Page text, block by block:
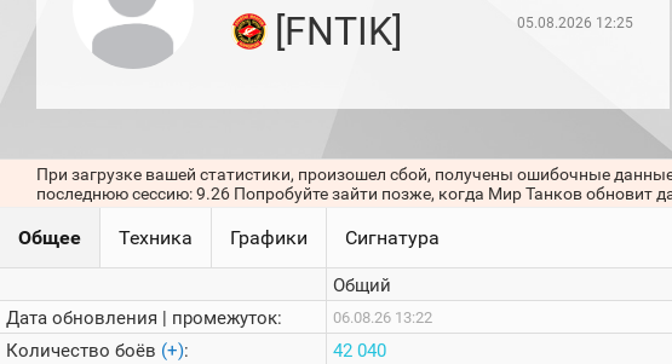
последние
сессии)
1000
стримеров
[FNTIK]
05.08.2026 12:25
При загрузке вашей статистики, произошел сбой, получены ошибочные
последнюю сессию: 9.26 Попробуйте зайти позже, когда Мир Танков обновит
Общее Техника Графики Сигнатура
Дата обновления | промежуток:
Количество боёв (+):
Общий
06.08.26 13:22
42 040